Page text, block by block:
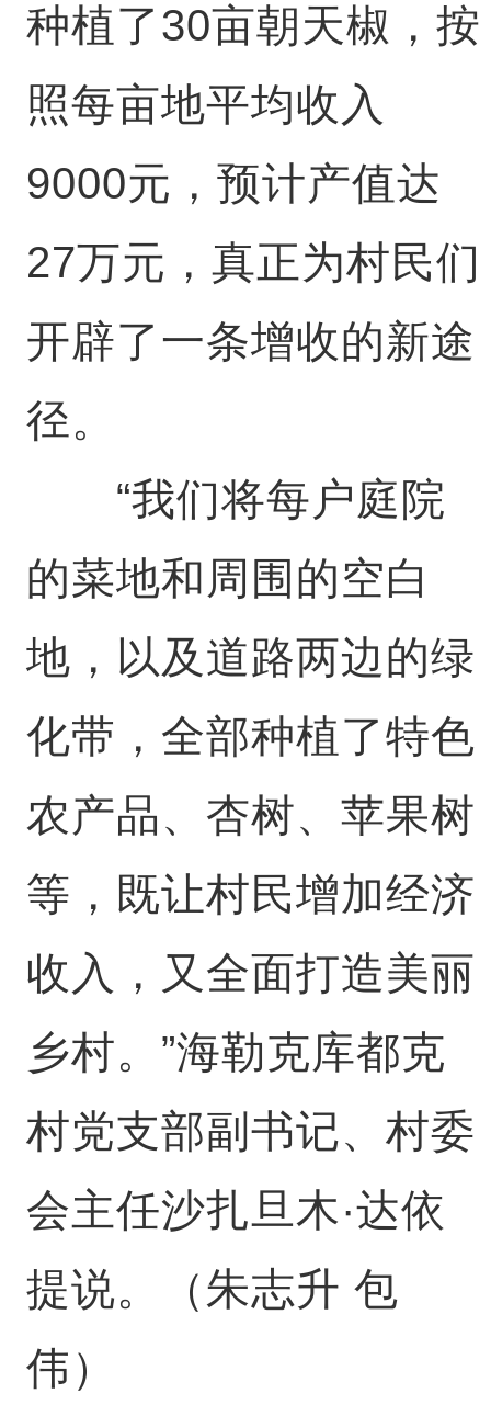
种植了30亩朝天椒，按
照每亩地平均收入
9000元，预计产值达
27万元，真正为村民们
开辟了一条增收的新途
径。
“我们将每户庭院
的菜地和周围的空白
地，以及道路两边的绿
化带，全部种植了特色
农产品、杏树、苹果树
等，既让村民增加经济
收入，又全面打造美丽
乡村。”海勒克库都克
村党支部副书记、村委
会主任沙扎旦木·达依
提说。（朱志升 包
伟）